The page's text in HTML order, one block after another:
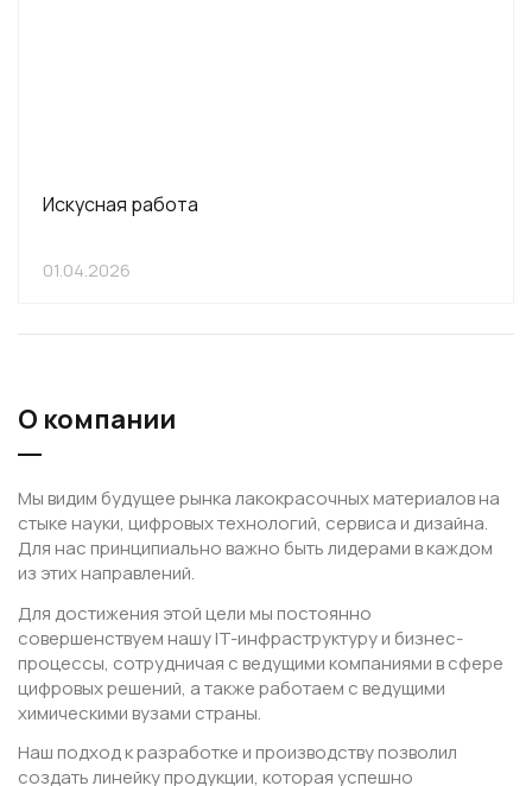
Искусная работa
01.04.2026
О компании
Мы видим будущее рынка лакокрасочных материалов на
стыке науки, цифровых технологий, сервиса и дизайна.
Для нас принципиально важно быть лидерами в каждом
из этих направлений.
Для достижения этой цели мы постоянно
совершенствуем нашу IT-инфраструктуру и бизнес-
процессы, сотрудничая с ведущими компаниями в сфере
цифровых решений, а также работаем с ведущими
химическими вузами страны.
Наш подход к разработке и производству позволил
создать линейку продукции, которая успешно